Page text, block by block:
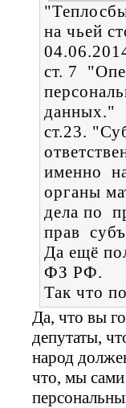
на чьей
ст. 7
данных."
ст.23.
именно
органы
дела по
прав
Да ещё
ФЗ РФ.
Так что
Да, что вы
депутаты,
народ
что, мы